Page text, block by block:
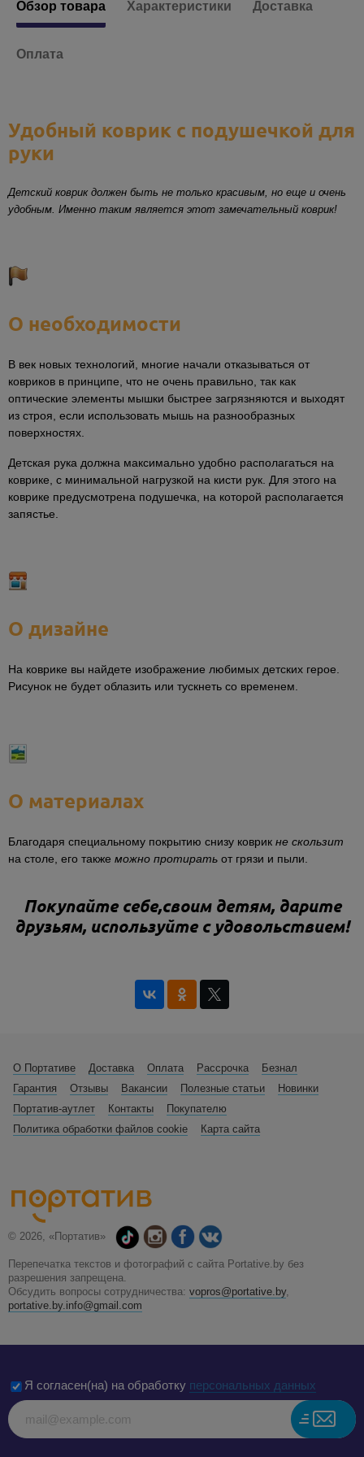
Обзор товара Характеристики Доставка
Оплата
Удобный коврик с подушечкой для
руки
Детский коврик должен быть не только красивым, но еще и очень
удобным. Именно таким является этот замечательный коврик!
О необходимости
В век новых технологий, многие начали отказываться от
ковриков в принципе, что не очень правильно, так как
оптические элементы мышки быстрее загрязняются и выходят
из строя, если использовать мышь на разнообразных
поверхностях.
Детская рука должна максимально удобно располагаться на
коврике, с минимальной нагрузкой на кисти рук. Для этого на
коврике предусмотрена подушечка, на которой располагается
запястье.
О дизайне
На коврике вы найдете изображение любимых детских герое.
Рисунок не будет облазить или тускнеть со временем.
О материалах
Благодаря специальному покрытию снизу коврик не скользит
на столе, его также можно протирать от грязи и пыли.
Покупайте себе,своим детям, дарите
друзьям, используйте с удовольствием!
О Портативе Доставка Оплата Рассрочка
Безнал
Гарантия
Отзывы Вакансии Полезные статьи
Новинки
Портатив-аутлет
Контакты
Покупателю
Политика обработки файлов cookie
Карта сайта
© 2026, «Портатив»
Перепечатка текстов и фотографий с сайта Portative.by без
разрешения запрещена.
Обсудить вопросы сотрудничества: vopros@portative.by,
portative.by.info@gmail.com
Я согласен(на) на обработку персональных данных